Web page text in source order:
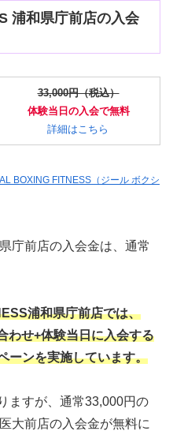
浦和県庁前店の入会
33,000円（税込）
体験当日 の入会で無料
詳細はこちら
BOXING FITNESS（ジール ボクシ
庁前店の入会金は、通常
浦和県庁前店では、
わせ+体験当日に入会する
ーンを実施しています。
ますが、通常33,000円の
大前店の入会金が無料に